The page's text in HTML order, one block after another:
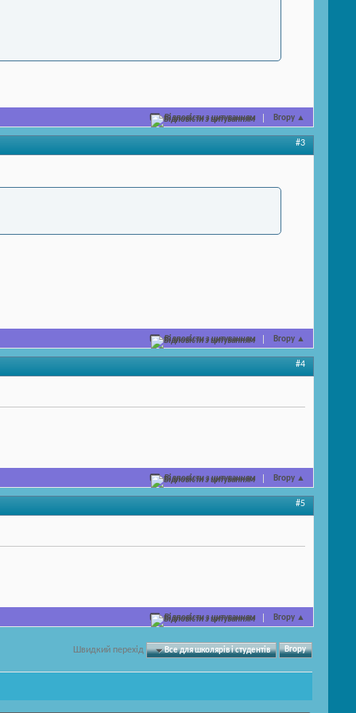
Відповісти з цитуванням Вгору ▲
#3
Відповісти з цитуванням Вгору ▲
#4
Відповісти з цитуванням Вгору ▲
#5
Відповісти з цитуванням Вгору ▲
Швидкий перехід Все для школярів і студентів Вгору